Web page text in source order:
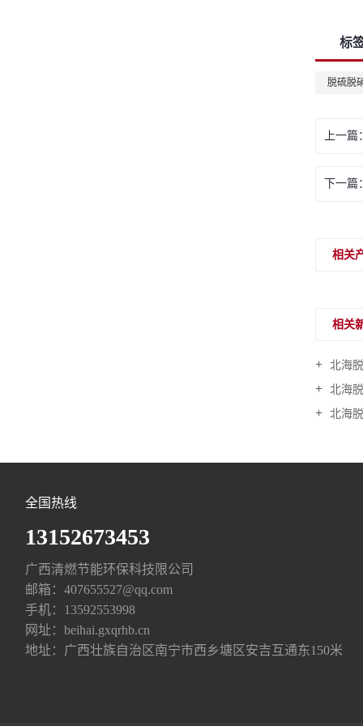
标
脱硫脱
上一篇
下一篇
相关
相关
北海脱
北海脱
北海
全国热线
13152673453
广西清燃节能环保科技限公司
邮箱： 407655527@qq.com
手机： 13592553998
网址： beihai.gxqrhb.cn
地址：广西壮族自治区南宁市西乡塘区安吉互通东150米